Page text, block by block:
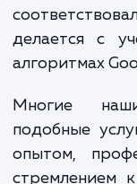
трафике на
их
сайт и
Наш